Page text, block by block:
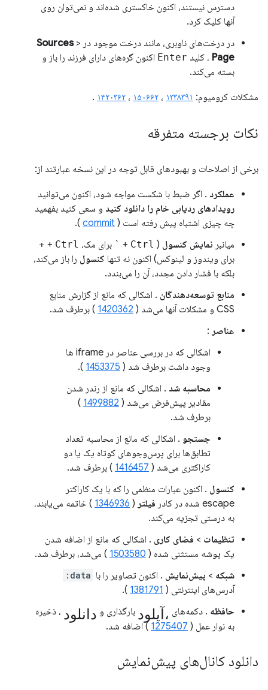
دسترس نیستند، اکنون خاکستری شده‌اند و نمی‌توان روی
آنها کلیک کرد.
در درخت‌های ناوبری، مانند درخت موجود در
Sources>
Page ، کلید Enter اکنون گره‌های دارای فرزند را باز و
بسته می‌کند.
مشکلات کرومیوم: ۱۳۳۸۳۹۱ ، ۱۵۰۶۶۲ ، ۱۴۲۰۳۶۲ .
نکات برجسته متفرقه
برخی از اصلاحات و بهبودهای قابل توجه در این نسخه عبارتند از:
عملکرد . اگر ضبط با شکست مواجه شود، اکنون می‌توانید
رویدادهای ردیابی خام را دانلود کنید و سعی کنید بفهمید
چه چیزی اشتباه پیش رفته است ( commit
).
میانبر نمایش کنسول (
Ctrl
+
` برای مک، Ctrl
+
+
برای ویندوز و لینوکس) اکنون نه تنها کنسول را باز می‌کند،
بلکه با فشار دادن مجدد، آن را می‌بندد.
منابع توسعه‌دهندگان . اشکالی که مانع از گزارش منابع
CSS و مشکلات آنها می‌شد (
1420362 ) برطرف شد.
عناصر :
اشکالی که در بررسی عناصر در iframe ها
وجود داشت برطرف شد ( 1453375
).
محاسبه شد . اشکالی که مانع از رندر شدن
مقادیر پیش‌فرض می‌شد ( 1499882
)
برطرف شد.
جستجو . اشکالی که مانع از محاسبه تعداد
تطابق‌ها برای پرس‌وجوهای کوتاه یک یا دو
کاراکتری می‌شد ( 1416457 ) برطرف شد.
کنسول . اکنون عبارات منظمی را که با یک کاراکتر
escape شده در کادر
فیلتر (
1346936 ) خاتمه می‌یابند،
به درستی تجزیه می‌کند.
تنظیمات > فضای کاری . اشکالی که مانع از اضافه شدن
یک پوشه مستثنی شده ( 1503580 ) می‌شد، برطرف شد.
شبکه > پیش‌نمایش . اکنون تصاویر را با data:
آدرس‌های اینترنتی ( 1381791
).
حافظه . دکمه‌های آپلود، بارگذاری و دانلود ، ذخیره
به نوار عمل ( 1275407 ) اضافه شد.
دانلود کانال‌های پیش‌نمایش